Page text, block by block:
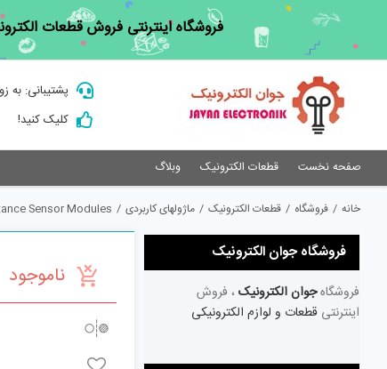
content
فروشگاه اینترنتی فروش قطعات
پشتیبانی: به
کلیک کنید!
صفحه نخست قطعات الکترونیک وبلاگ
خانه / فروشگاه / قطعات الکترونیک / ماژولهای کاربردی /
Sensor Modules
ناموجود
فروشگاه جوان الکترونیک
فروشگاهجوان الکترونیک ، فروش
اینترنتی قطعات و لوازم الکترونیکی